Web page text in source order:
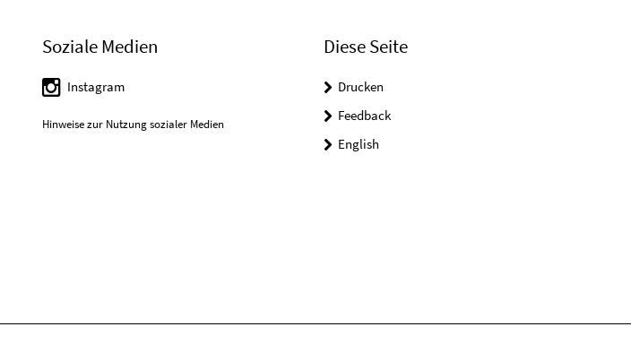
Soziale Medien
Instagram
Hinweise zur Nutzung sozialer Medien
Diese Seite
Drucken
Feedback
English